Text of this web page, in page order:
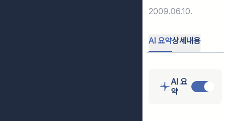
2009.06.10.
AI 요약상세내용
AI 요
약